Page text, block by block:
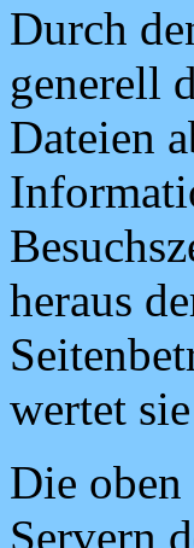
Durch
generell
Dateien
heraus
wertet
Die
Servern